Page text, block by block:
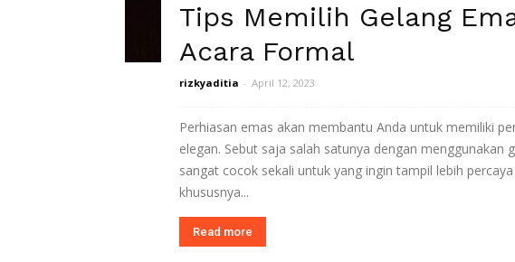
Tips Memilih Gelang
Acara Formal
rizkyaditia - April 12, 2023
Perhiasan emas akan membantu Anda untuk memiliki
elegan. Sebut saja salah satunya dengan menggunakan
sangat cocok sekali untuk yang ingin tampil lebih
khususnya...
Read more